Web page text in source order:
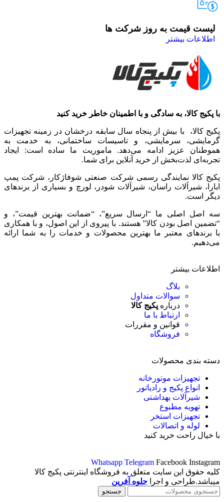
لیست قیمت به روز شرکت ها
اطلاعات بیشتر
با پکیج کالا، به سادگی و با اطمینان خاطر خرید کنید
پکیج کالا، با بیش از پنجاه سال سابقه درخشان در زمینه تجهیزات
گرمایشی، سرمایشی، و تاسیسات ساختمانی، به خدمت به
هموطنان عزیز ادامه می‌دهد. ماموریت ما ساده است: ایجاد
تجربه‌ای لذت‌بخش از خرید آنلاین برای شما.
پکیج کالا نمایندگی رسمی شرکت صنعتی شوفاژکار، شرکت پمپ
ابارا، شیرآلات راسان، شیرآلات شودر، لورچ و بسیاری از برندهای
دیگر است.
سه اصل اصلی ما “ارسال سریع”، “ضمانت بهترین قیمت”، و
“تضمین اصل بودن کالا” هستند. با پیروی از این اصول، و با همکاری
با برندهای معتبر ما بهترین محصولات و خدمات را به شما ارائه
می‌دهیم.
اطلاعات بیشتر
بلاگ
سوالات متداول
درباره پکیج کالا
ارتباط با ما
قوانین و مقررات
فروشگاه
دسته بندی محصولات
تجهیزات موتورخانه
انواع پکیج و رادیاتور
شیرآلات بهداشتی
تهویه مطبوع
تجهیزات استخر
لوله و اتصالات
با خیال راحت خرید کنید
Whatsapp Telegram Facebook Instagram
کلیه حقوق این سایت متعلق به فروشگاه اینترنتی پکیج کالا
میباشد.طراحی و اجرا جلوه آفرین
جستجو